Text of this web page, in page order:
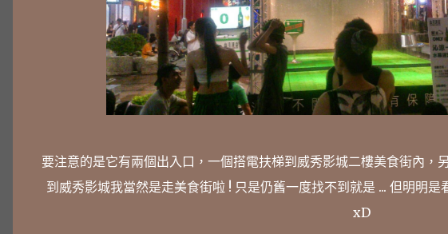
要注意的是它有兩個出入口，一個搭電扶梯到威秀影城二樓美食街內，
到威秀影城我當然是走美食街啦 ! 只是仍舊一度找不到就是 ... 但明明
xD